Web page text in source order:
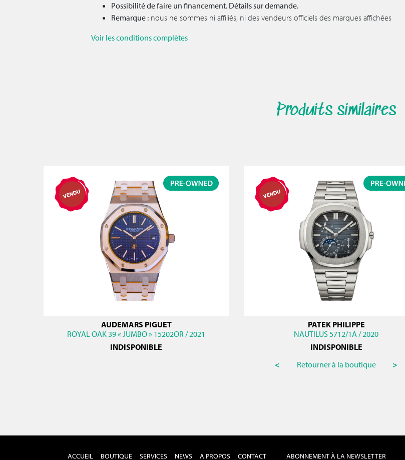
Possibilité de faire un financement. Détails sur demande.
Remarque : nous ne sommes ni affiliés, ni des vendeurs officiels des marques affichées
Voir les conditions complètes
Produits similaires
AUDEMARS PIGUET
ROYAL OAK 39 « JUMBO » 15202OR / 2021
INDISPONIBLE
PATEK PHILIPPE
NAUTILUS 5712/1A / 2020
INDISPONIBLE
<
Retourner à la boutique >
ACCUEIL BOUTIQUE SERVICES NEWS A PROPOS CONTACT ABONNEMENT À LA NEWSLETTER